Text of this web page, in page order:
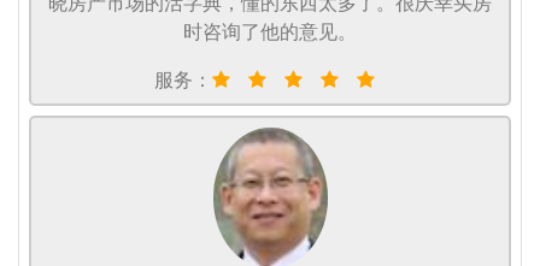
时咨询了他的意见。
服务：